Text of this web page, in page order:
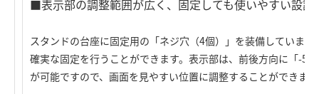
■表示部の調整範囲が広く、固定しても使いやすい設計
スタンドの台座に固定用の「ネジ穴（4個）」を装備していま
確実な固定を行うことができます。表示部は、前後方向に「-5°
が可能ですので、画面を見やすい位置に調整することができま